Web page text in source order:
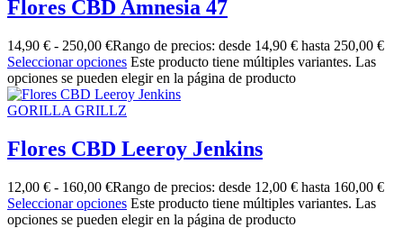
Flores CBD Amnesia 47
14,90 € - 250,00 €Rango de precios: desde 14,90 € hasta 250,00 €
Seleccionar opciones Este producto tiene múltiples variantes. Las
opciones se pueden elegir en la página de producto
GORILLA GRILLZ
Flores CBD Leeroy Jenkins
12,00 € - 160,00 €Rango de precios: desde 12,00 € hasta 160,00 €
Seleccionar opciones Este producto tiene múltiples variantes. Las
opciones se pueden elegir en la página de producto